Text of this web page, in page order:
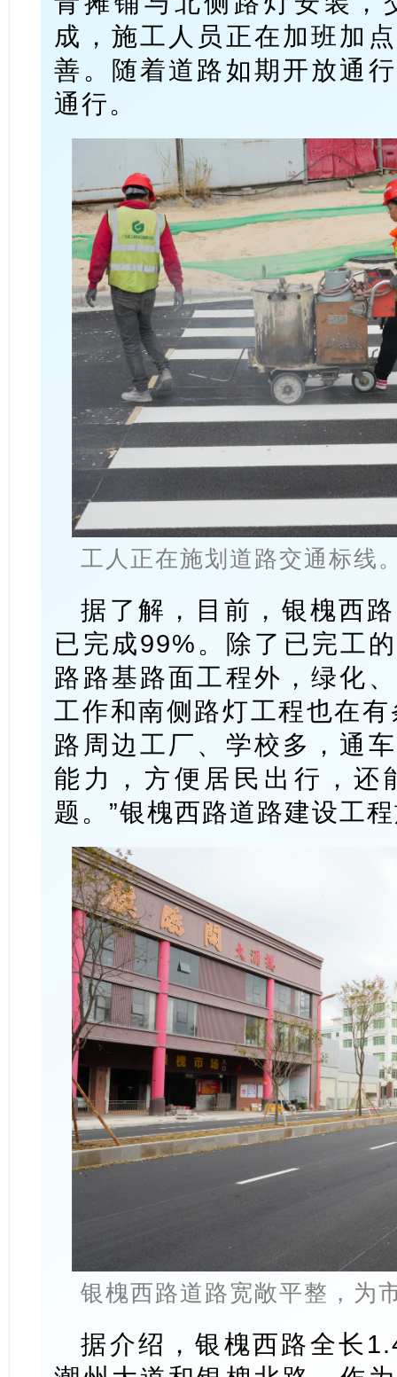
成，施工人员正在加班加
善。随着道路如期开放通
通行。
工人正在施划道路交通标线
据了解，目前，银槐西
已完成99%。除了已完工
路路基路面工程外，绿化
工作和南侧路灯工程也在
路周边工厂、学校多，通
能力，方便居民出行，还
题。”银槐西路道路建设工
银槐西路道路宽敞平整，为
据介绍，银槐西路全长